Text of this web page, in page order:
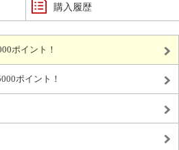
購入履歴
ポイント！
ポイント！